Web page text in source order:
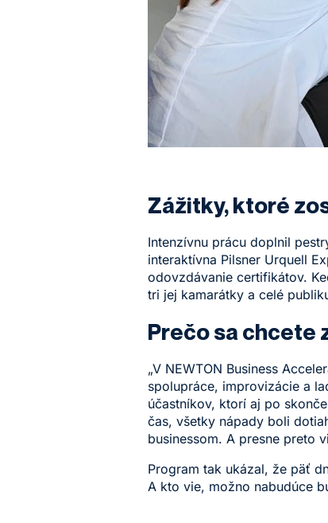
Zážitky, ktoré
Intenzívnu prácu doplnil
interaktívna Pilsner Urquell
odovzdávanie certifikátov.
tri jej kamarátky a celé
Prečo sa chcete
„V NEWTON Business
spolupráce, improvizácie a
účastníkov, ktorí aj po
čas, všetky nápady boli
businessom. A presne preto
Program tak ukázal, že päť
A kto vie, možno nabudúce